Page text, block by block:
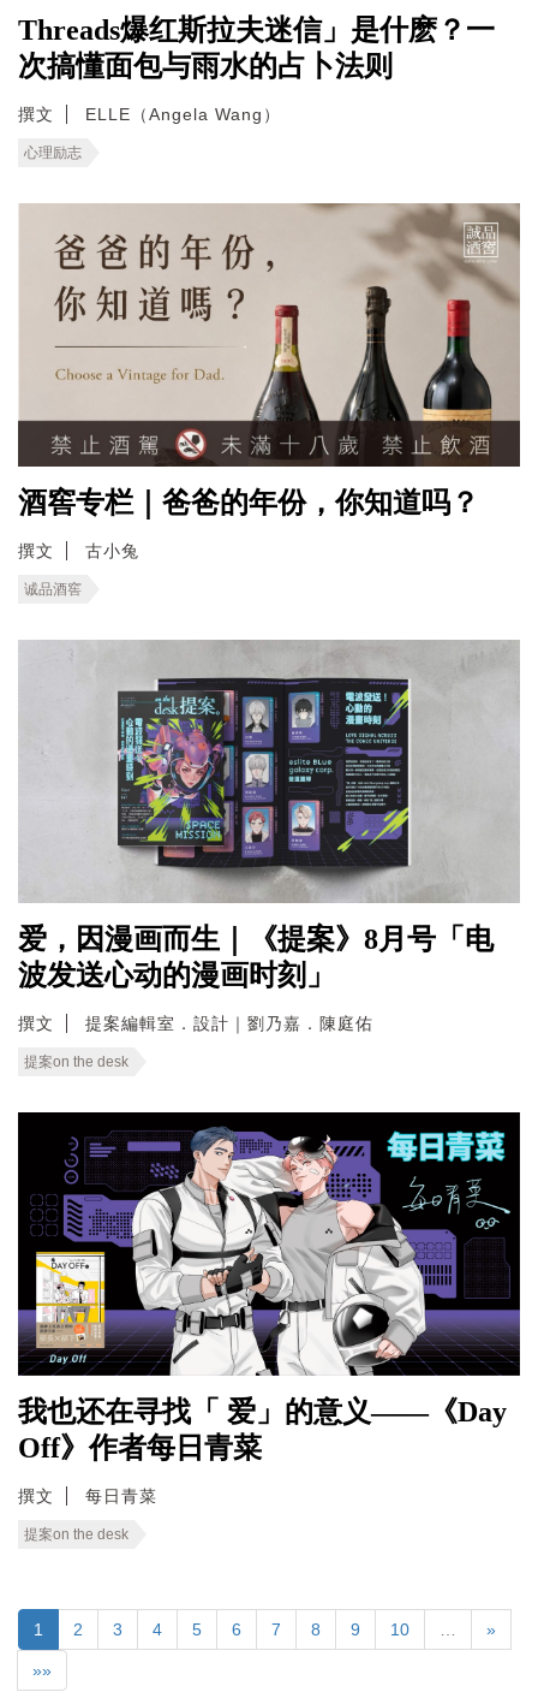
Threads爆红斯拉夫迷信」是什麽？一
次搞懂面包与雨水的占卜法则
撰文 ELLE（Angela Wang）
心理励志
酒窖专栏｜爸爸的年份，你知道吗？
撰文 古小兔
诚品酒窖
爱，因漫画而生｜《提案》8月号「电
波发送心动的漫画时刻」
撰文 提案編輯室．設計｜劉乃嘉．陳庭佑
提案on the desk
我也还在寻找「 爱」的意义——《Day
Off》作者每日青菜
撰文 每日青菜
提案on the desk
1 2 3 4 5 6 7 8 9 10 »
»»